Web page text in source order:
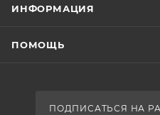
ИНФОРМАЦИЯ
ПОМОЩЬ
ПОДПИСАТЬСЯ НА